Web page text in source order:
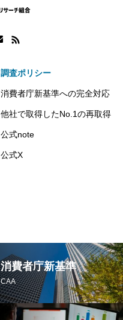
調査ポリシー
消費者庁新基準への完全対応
他社で取得したNo.1の再取得
公式note
公式X
消費者庁新基準
CAA